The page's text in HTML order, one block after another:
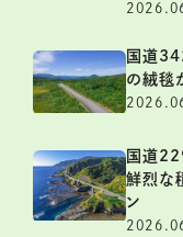
国道
の絨毯
国道
鮮烈な
ン